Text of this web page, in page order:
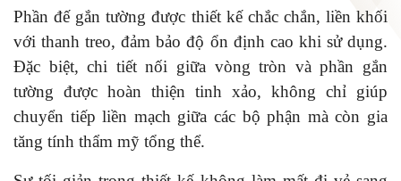
Phần đế gắn tường được thiết kế chắc chắn, liền khối
với thanh treo, đảm bảo độ ổn định cao khi sử dụng.
Đặc biệt, chi tiết nối giữa vòng tròn và phần gắn
tường được hoàn thiện tinh xảo, không chỉ giúp
chuyển tiếp liền mạch giữa các bộ phận mà còn gia
tăng tính thẩm mỹ tổng thể.